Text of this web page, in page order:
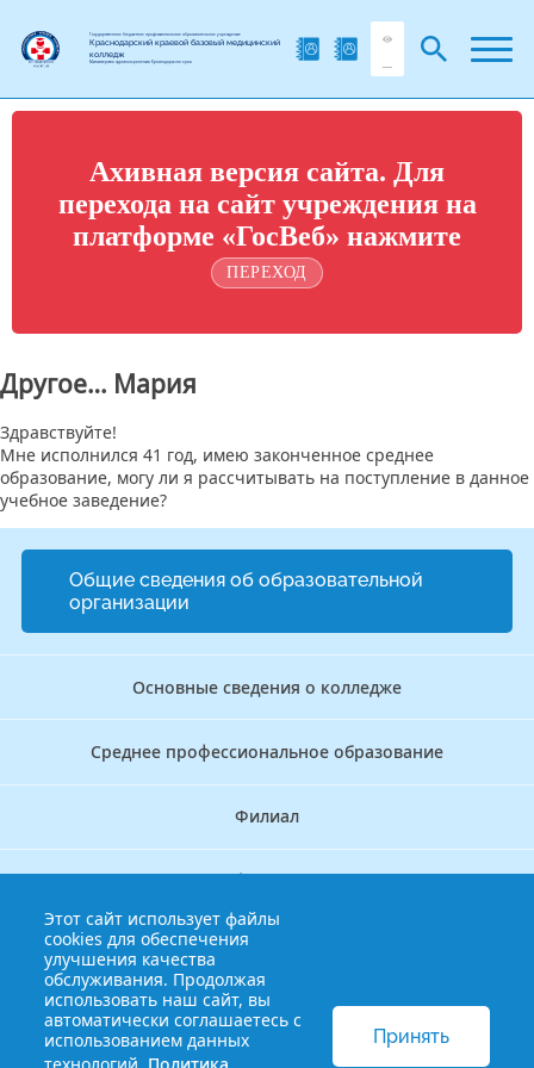
Государственное бюджетное профессиональное образовательное учреждение
Краснодарский краевой базовый медицинский
колледж
Министерства здравоохранения Краснодарского края
Ахивная версия сайта. Для
перехода на сайт учреждения на
платформе «ГосВеб» нажмите
ПЕРЕХОД
Другое… Мария
Здравствуйте!
Мне исполнился 41 год, имею законченное среднее
образование, могу ли я рассчитывать на поступление в данное
учебное заведение?
Общие сведения об образовательной
организации
Основные сведения о колледже
Среднее профессиональное образование
Филиал
Дополнительное профессиональное образование
Аккредитационно — симуляционный центр
Бережливый колледж
Этот сайт использует файлы
cookies для обеспечения
улучшения качества
обслуживания. Продолжая
использовать наш сайт, вы
автоматически соглашаетесь с
использованием данных
Принять